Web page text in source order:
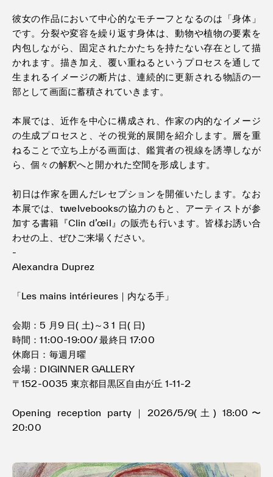
彼女の作品において中心的なモチーフとなるのは「身体」
です。分裂や変容を繰り返す身体は、動物や植物の要素を
内包しながら、固定されたかたちを持たない存在として描
かれます。描き加え、覆い重ねるというプロセスを通して
生まれるイメージの断片は、連続的に更新される物語の一
部として画面に蓄積されていきます。
本展では、近作を中心に構成され、作家の内的なイメージ
の生成プロセスと、その視覚的展開を紹介します。層を重
ねることで立ち上がる画面は、鑑賞者の視線を誘導しなが
ら、個々の解釈へと開かれた空間を形成します。
初日は作家を囲んだレセプションを開催いたします。なお
本展では、twelvebooksの協力のもと、アーティストが参
加する書籍『Clin d’œil』の販売も行います。皆様お誘い合
わせの上、ぜひご来場ください。
-
Alexandra Duprez
「Les mains intérieures｜内なる手」
会期：5 月9 日( 土)～3 1 日( 日)
時間：11:00-19:00/ 最終日 17:00
休廊日：毎週月曜
会場：DIGINNER GALLERY
〒152-0035 東京都目黒区自由が丘 1-11-2
Opening reception party｜2026/5/9(土) 18:00〜
20:00